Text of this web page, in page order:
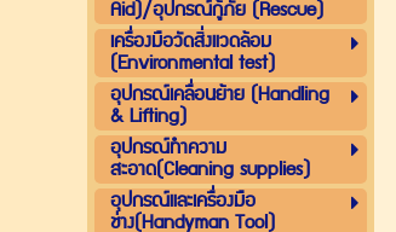
Aid)/อุปกรณ์กู้ภัย (Rescue)
เครื่องมือวัดสิ่งแวดล้อม
(Environmental test)
อุปกรณ์เคลื่อนย้าย (Handling
& Lifting)
อุปกรณ์ทำความ
สะอาด(Cleaning supplies)
อุปกรณ์และเครื่องมือ
ช่าง(Handyman Tool)